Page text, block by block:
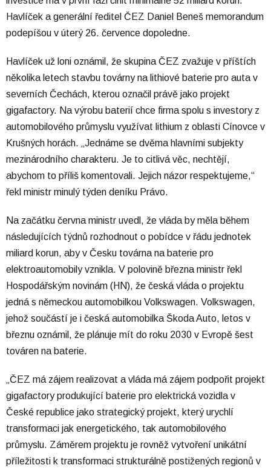
Havlíček a generální ředitel ČEZ Daniel Beneš memorandum
podepíšou v úterý 26. července dopoledne.
Havlíček už loni oznámil, že skupina ČEZ zvažuje v příštích
několika letech stavbu továrny na lithiové baterie pro auta v
severních Čechách, kterou označil právě jako projekt
gigafactory. Na výrobu baterií chce firma spolu s investory z
automobilového průmyslu využívat lithium z oblasti Cínovce v
Krušných horách. „Jednáme se dvěma hlavními subjekty
mezinárodního charakteru. Je to citlivá věc, nechtějí,
abychom to příliš komentovali. Jejich názor respektujeme,“
řekl ministr minulý týden deníku Právo.
Na začátku června ministr uvedl, že vláda by měla během
následujících týdnů rozhodnout o pobídce v řádu jednotek
miliard korun, aby v Česku továrna na baterie pro
elektroautomobily vznikla. V polovině března ministr řekl
Hospodářským novinám (HN), že česká vláda o projektu
jedná s německou automobilkou Volkswagen. Volkswagen,
jehož součástí je i česká automobilka Škoda Auto, letos v
březnu oznámil, že plánuje mít do roku 2030 v Evropě šest
továren na baterie.
„ČEZ má zájem realizovat a vláda má zájem podpořit projekt
gigafactory produkující baterie pro elektrická vozidla v
České republice jako strategický projekt, který urychlí
transformaci jak energetického, tak automobilového
průmyslu. Záměrem projektu je rovněž vytvoření unikátní
příležitosti k transformaci strukturálně postižených regionů v